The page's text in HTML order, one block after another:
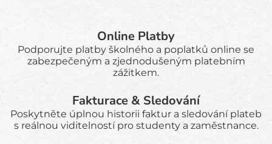
Online Platby
Podporujte platby školného a poplatků online se
zabezpečeným a zjednodušeným platebním
zážitkem.
Fakturace & Sledování
Poskytněte úplnou historii faktur a sledování plateb
s reálnou viditelností pro studenty a zaměstnance.